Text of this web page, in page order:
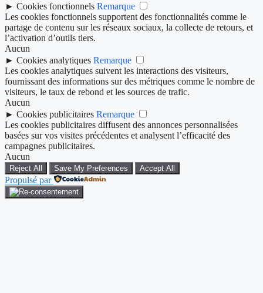
► Cookies fonctionnels Remarque
Les cookies fonctionnels supportent des fonctionnalités comme le
partage de contenu sur les réseaux sociaux, la collecte de retours, et
l’activation d’outils tiers.
Aucun
► Cookies analytiques Remarque
Les cookies analytiques suivent les interactions des visiteurs,
fournissant des informations sur des métriques comme le nombre de
visiteurs, le taux de rebond et les sources de trafic.
Aucun
► Cookies publicitaires Remarque
Les cookies publicitaires diffusent des annonces personnalisées
basées sur vos visites précédentes et analysent l’efficacité des
campagnes publicitaires.
Aucun
Reject All Save My Preferences Accept All
Propulsé par